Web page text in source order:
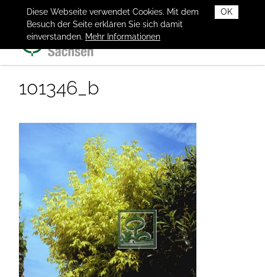
OK
Diese Webseite verwendet Cookies. Mit dem
Besuch der Seite erklären Sie sich damit
einverstanden. Mehr Informationen
101346_b